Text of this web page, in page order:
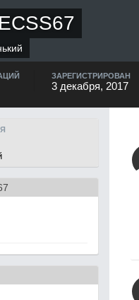
ЗАРЕГИСТРИРОВАН
3 декабря, 2017